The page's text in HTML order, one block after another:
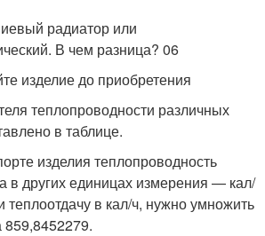
изделие до приобретения
теплопроводности различных
в таблице.
изделия теплопроводность
в других единицах измерения — кал/
теплоотдачу в кал/ч, нужно умножить
859,8452279.